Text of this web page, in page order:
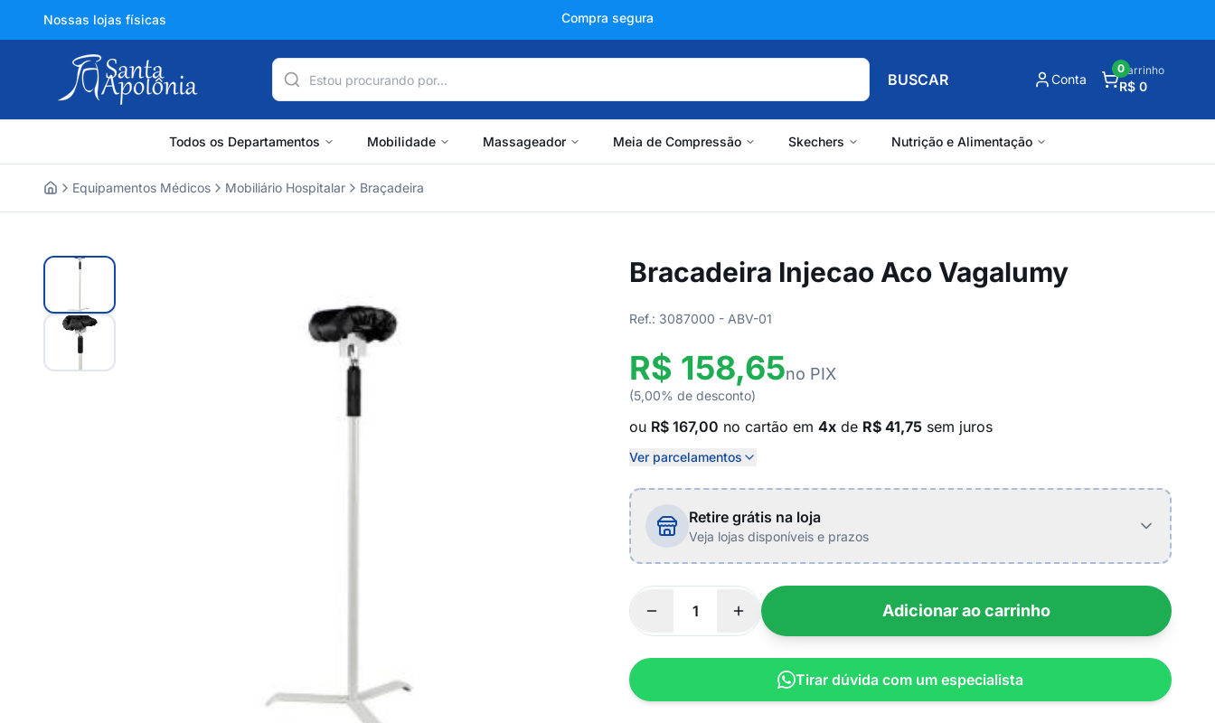
Nossas lojas físicas +150 mil avaliações
BUSCAR Conta
Carrinho
R$ 0
0
Todos os Departamentos Mobilidade Massageador Meia de Compressão Skechers Nutrição e Alimentação
Equipamentos Médicos Mobiliário Hospitalar Braçadeira
Bracadeira Injecao Aco Vagalumy
Ref.: 3087000 - ABV-01
R$ 158,65no PIX
(5,00% de desconto)
ou R$ 167,00 no cartão em 4x de R$ 41,75 sem juros
Ver parcelamentos
Retire grátis na loja
Veja lojas disponíveis e prazos
Adicionar ao carrinho
Tirar dúvida com um especialista